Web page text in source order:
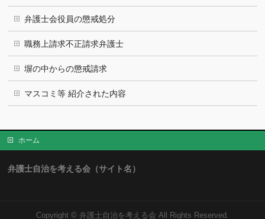
弁護士会役員の懲戒処分
職務上請求不正請求弁護士
塀の中からの懲戒請求
マスコミ等 紹介された内容
ホーム
弁護士自治を考える会（サイト名）
Copyright © 弁護士自治を考える会 All Rights Reserved.